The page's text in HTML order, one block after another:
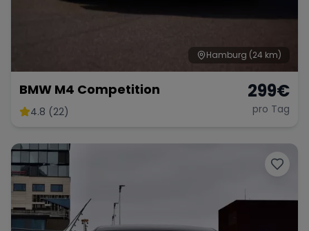
Hamburg (24 km)
BMW M4 Competition
4.8 (22)
299€
pro Tag